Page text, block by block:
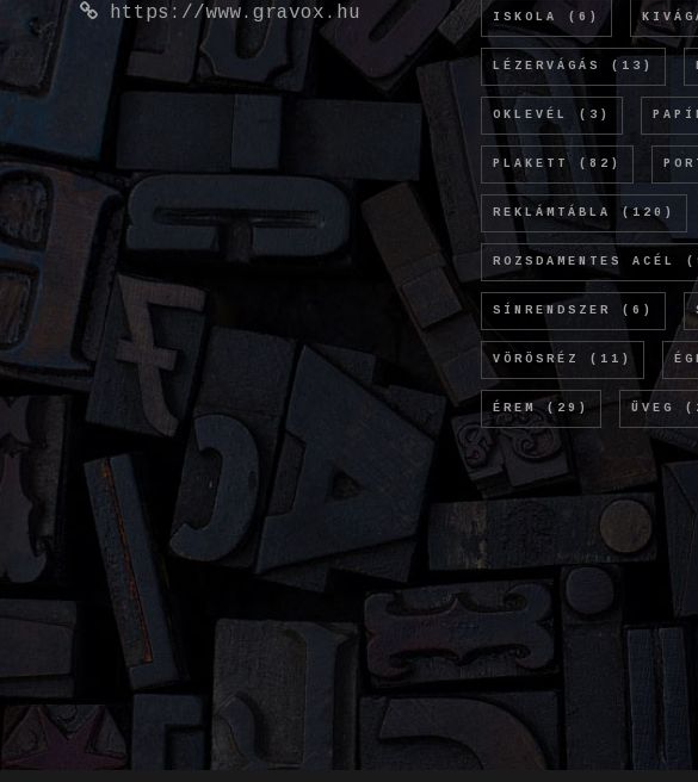
https://www.gravox.hu ISKOLA (6)
LÉZERVÁGÁS (13)
OKLEVÉL (3)
PLAKETT(82)
REKLÁMTÁBLA (120)
ROZSDAMENTES ACÉL
SÍNRENDSZER (6)
VÖRÖSRÉZ (11)
ÉREM(29) ÜVEG